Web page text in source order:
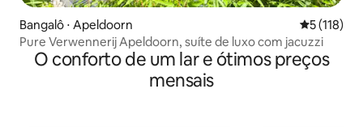
Bangalô ⋅ Apeldoorn 5 de uma
5 (118)
Pure Verwennerij Apeldoorn, suíte de luxo com jacuzzi
O conforto de um lar e ótimos preços
mensais